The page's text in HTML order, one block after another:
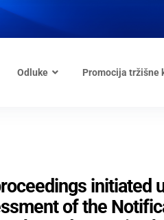
Odluke Promocija tržišne
initiated
of the